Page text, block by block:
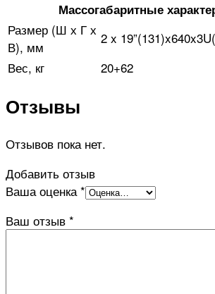
Массогабаритные
Размер (Ш х Г х
В), мм
2 x
Вес, кг
20+62
Отзывы
Отзывов пока нет.
Добавить отзыв
Ваша оценка *
Ваш отзыв *